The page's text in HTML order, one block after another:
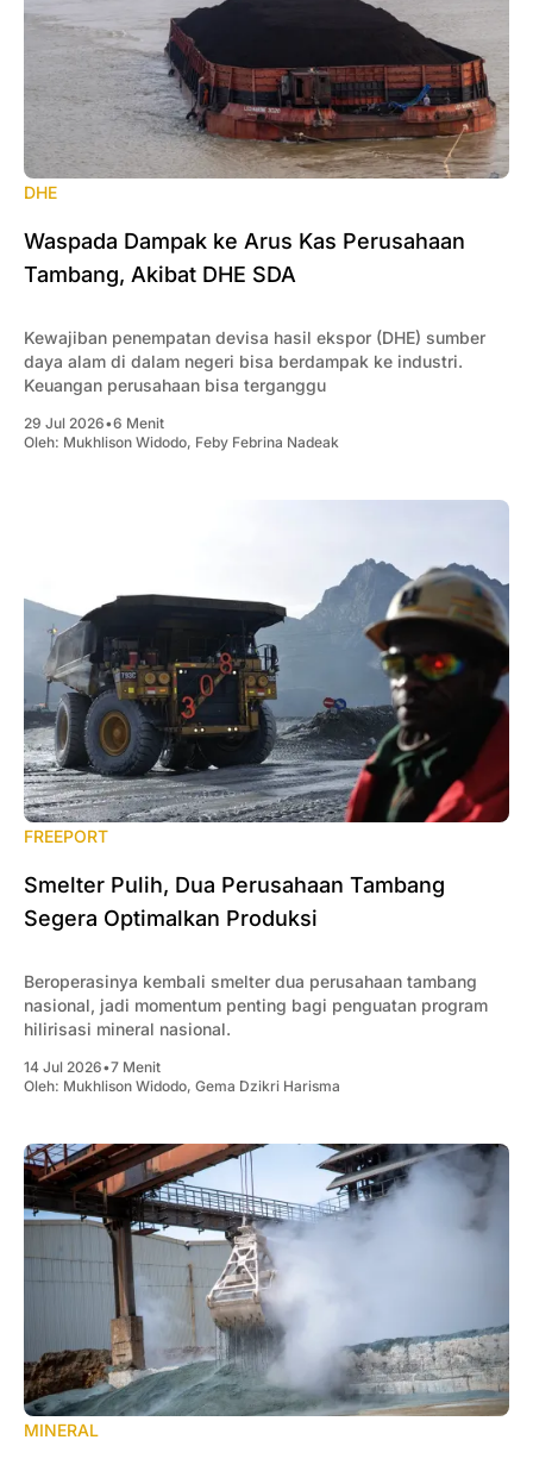
DHE
Waspada Dampak ke Arus Kas Perusahaan
Tambang, Akibat DHE SDA
Kewajiban penempatan devisa hasil ekspor (DHE) sumber
daya alam di dalam negeri bisa berdampak ke industri.
Keuangan perusahaan bisa terganggu
29 Jul 2026•6 Menit
Oleh: Mukhlison Widodo, Feby Febrina Nadeak
FREEPORT
Smelter Pulih, Dua Perusahaan Tambang
Segera Optimalkan Produksi
Beroperasinya kembali smelter dua perusahaan tambang
nasional, jadi momentum penting bagi penguatan program
hilirisasi mineral nasional.
14 Jul 2026•7 Menit
Oleh: Mukhlison Widodo, Gema Dzikri Harisma
MINERAL